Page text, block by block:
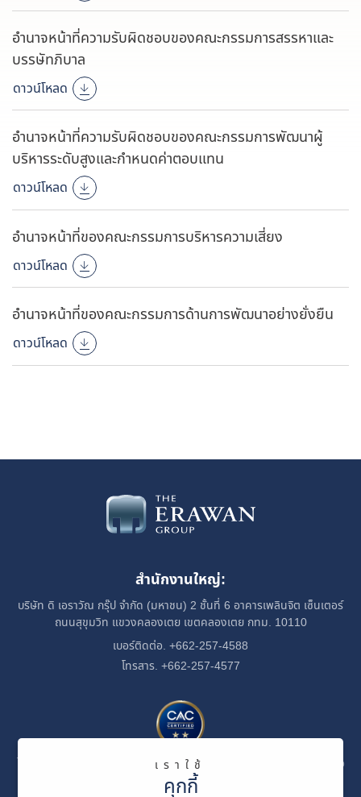
เราใช้
คุกกี้
อำนาจหน้าที่ความรับผิดชอบของคณะกรรมการสรรหาและ
บรรษัทภิบาล
ดาวน์โหลด
อำนาจหน้าที่ความรับผิดชอบของคณะกรรมการพัฒนาผู้
บริหารระดับสูงและกำหนดค่าตอบแทน
ดาวน์โหลด
อำนาจหน้าที่ของคณะกรรมการบริหารความเสี่ยง
ดาวน์โหลด
อำนาจหน้าที่ของคณะกรรมการด้านการพัฒนาอย่างยั่งยืน
ดาวน์โหลด
สำนักงานใหญ่:
บริษัท ดิ เอราวัณ กรุ๊ป จำกัด (มหาชน) 2 ชั้นที่ 6 อาคารเพลินจิต เซ็นเตอร์
ถนนสุขุมวิท แขวงคลองเตยเขตคลองเตย กทม. 10110
เบอร์ติดต่อ. +662-257-4588
โทรสาร. +662-257-4577
ได้รับการรับรองเป็นสมาชิกของแนวร่วมปฏิบัติของภาคเอกชนไทยในการต่อ
ต้านทุจริต